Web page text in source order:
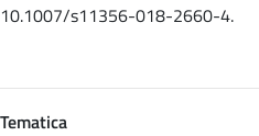
10.1007/s11356-018-2660-4.
Tematica